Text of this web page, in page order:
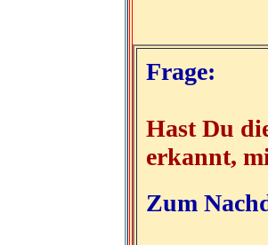
Frage:
Hast Du
erkannt,
Zum